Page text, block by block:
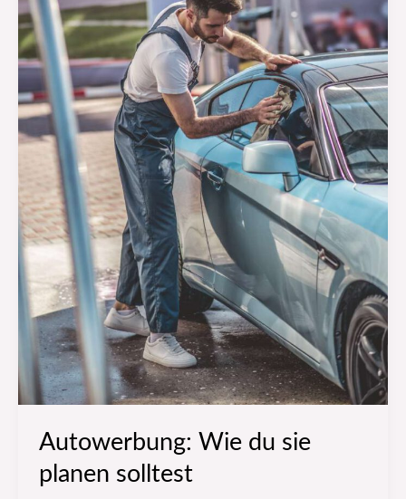
Autowerbung: Wie du sie
planen solltest